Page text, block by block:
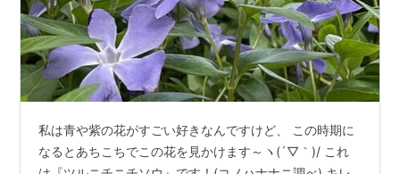
私は青や紫の花がすごい好きなんですけど、 この時期に
なるとあちこちでこの花を見かけます～ヽ(´▽｀)/ これ